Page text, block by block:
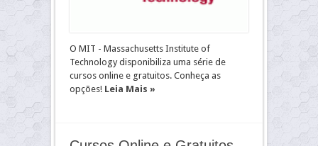
O MIT - Massachusetts Institute of
Technology disponibiliza uma série de
cursos online e gratuitos. Conheça as
opções! Leia Mais »